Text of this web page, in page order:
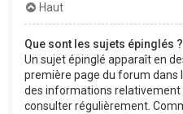
Haut
Que sont les sujets épinglés ?
Un sujet épinglé apparaît en
première page du forum dans
des informations
consulter régulièrement.